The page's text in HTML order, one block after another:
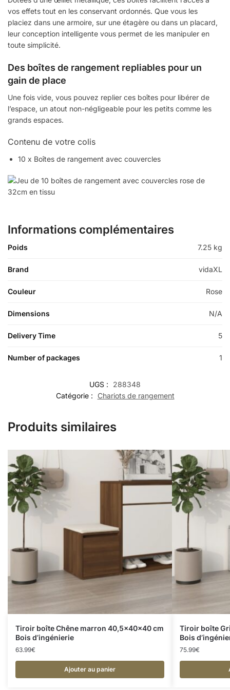
vos effets tout en les conservant ordonnés. Que vous les
placiez dans une armoire, sur une étagère ou dans un placard,
leur conception intelligente vous permet de les manipuler en
toute simplicité.
Des boîtes de rangement repliables pour un
gain de place
Une fois vide, vous pouvez replier ces boîtes pour libérer de
l’espace, un atout non-négligeable pour les petits comme les
grands espaces.
Contenu de votre colis
10 x Boîtes de rangement avec couvercles
Informations complémentaires
Poids 7.25 kg
Brand vidaXL
Couleur Rose
Dimensions N/A
Delivery Time 5
Number of packages 1
UGS :
288348
Catégorie :
Chariots de rangement
Produits similaires
Tiroir boîte Chêne marron 40,5x40x40 cm
Bois d’ingénierie
63.99€
Ajouter au panier
Tiroir boîte
Bois
75.99€